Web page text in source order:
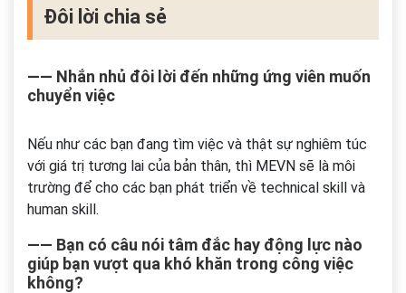
Đôi lời chia sẻ
―― Nhắn nhủ đôi lời đến những ứng viên muốn
chuyển việc
Nếu như các bạn đang tìm việc và thật sự nghiêm túc
với giá trị tương lai của bản thân, thì MEVN sẽ là môi
trường để cho các bạn phát triển về technical skill và
human skill.
―― Bạn có câu nói tâm đắc hay động lực nào
giúp bạn vượt qua khó khăn trong công việc
không?